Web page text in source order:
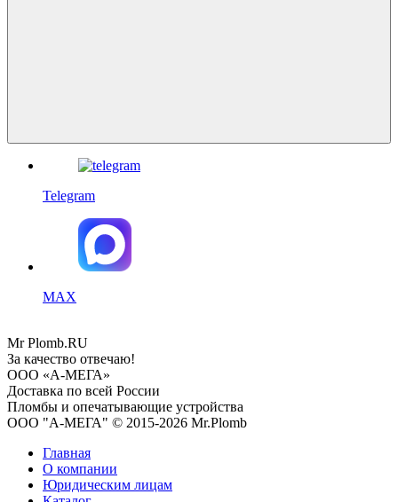
Telegram
MAX
MrPlomb.RU
За качество отвечаю!
ООО «А-МЕГА»
Доставка по всей России
Пломбы и опечатывающие устройства
ООО "А-МЕГА" © 2015-2026 Mr.Plomb
Главная
О компании
Юридическим лицам